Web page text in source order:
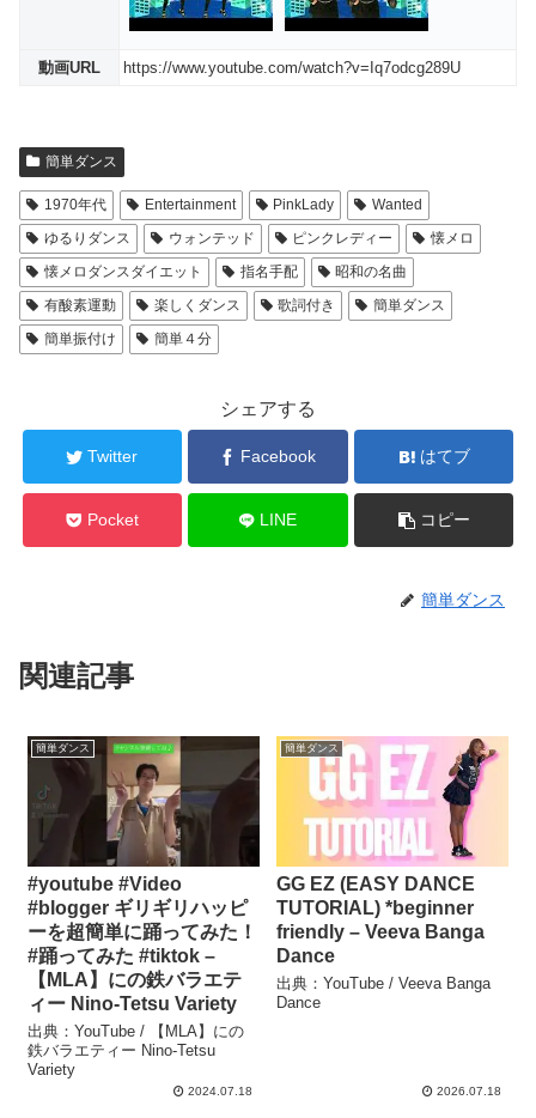
動画URL https://www.youtube.com/watch?v=Iq7odcg289U
簡単ダンス
1970年代 Entertainment PinkLady
Wanted
ゆるりダンス
ウォンテッド ピンクレディー
懐メロ
懐メロダンスダイエット
指名手配
昭和の名曲
有酸素運動
楽しくダンス 歌詞付き
簡単ダンス
簡単振付け
簡単４分
シェアする
Twitter Facebook はてブ
Pocket LINE コピー
簡単ダンス
関連記事
簡単ダンス
#youtube #Video
#blogger ギリギリハッピ
ーを超簡単に踊ってみた！
#踊ってみた #tiktok –
【MLA】にの鉄バラエテ
ィー Nino-Tetsu Variety
出典：YouTube / 【MLA】にの
鉄バラエティー Nino-Tetsu
Variety
2024.07.18
簡単ダンス
GG EZ (EASY DANCE
TUTORIAL) *beginner
friendly – Veeva Banga
Dance
出典：YouTube / Veeva Banga
Dance
2026.07.18